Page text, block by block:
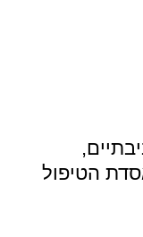
סביבתיים,
הטיפול